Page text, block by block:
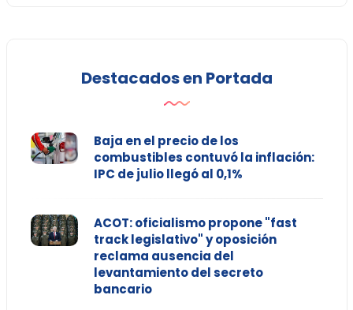
Destacados en Portada
Baja en el precio de los
combustibles contuvó la inflación:
IPC de julio llegó al 0,1%
ACOT: oficialismo propone "fast
track legislativo" y oposición
reclama ausencia del
levantamiento del secreto
bancario